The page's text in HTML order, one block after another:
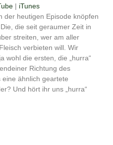
Google Podcasts
Spotify
iTunes
| iTunes
der heutigen Episode knöpfen
die seit geraumer Zeit in
streiten, wer am aller
verbieten will. Wir
wohl die ersten, die „hurra“
Richtung des
ähnlich geartete
Und hört ihr uns „hurra“